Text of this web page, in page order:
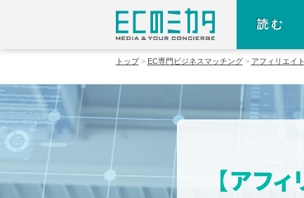
読む
トップ EC専門ビジネスマッチング アフィリエイ
【アフ